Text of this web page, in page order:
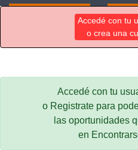
Accedé con tu
o crea una
Accedé con tu
o Registrate para
las oportunidades
en